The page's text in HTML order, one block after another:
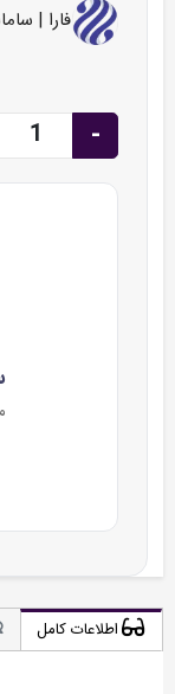
فارا |
-
اطلاعات کامل